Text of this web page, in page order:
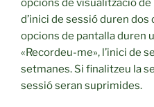
opcions de visualització de
d’inici de sessió duren dos
opcions de pantalla duren
«Recordeu-me», l’inici de
setmanes. Si finalitzeu la
sessió seran suprimides.